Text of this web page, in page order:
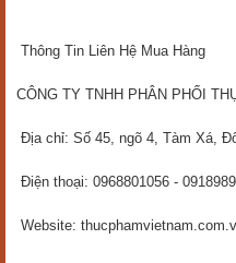
Thông Tin Liên Hệ Mua Hàng
CÔNG TY TNHH PHÂN PHỐI
Địa chỉ: Số 45, ngõ 4, Tàm Xá,
Điện thoại: 0968801056 -
Website: